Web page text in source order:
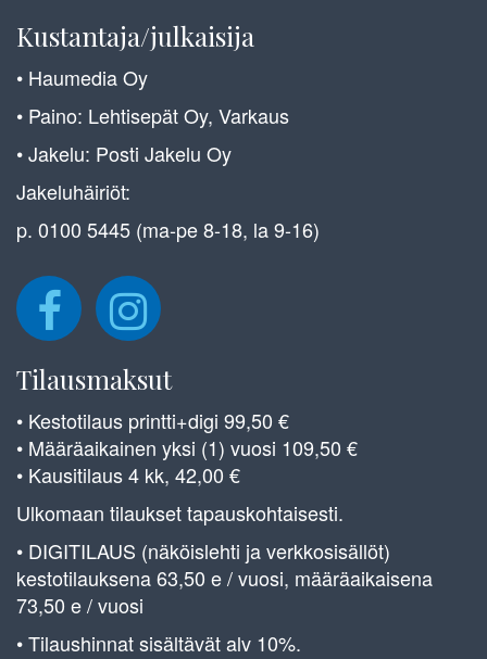
Kustantaja/julkaisija
• Haumedia Oy
• Paino: Lehtisepät Oy, Varkaus
• Jakelu: Posti Jakelu Oy
Jakeluhäiriöt:
p. 0100 5445 (ma-pe 8-18, la 9-16)
Tilausmaksut
• Kestotilaus printti+digi 99,50 €
• Määräaikainen yksi (1) vuosi 109,50 €
• Kausitilaus 4 kk, 42,00 €
Ulkomaan tilaukset tapauskohtaisesti.
• DIGITILAUS (näköislehti ja verkkosisällöt)
kestotilauksena 63,50 e / vuosi, määräaikaisena
73,50 e / vuosi
• Tilaushinnat sisältävät alv 10%.